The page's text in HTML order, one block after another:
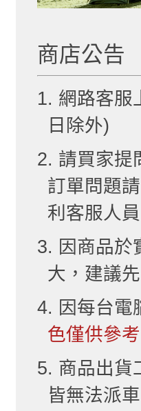
商店公告
1. 網路客服
日除外)
2. 請買家提
訂單問題
利客服人
3. 因商品於
大，建議
4. 因每台電
色僅供參
5. 商品出貨
皆無法派